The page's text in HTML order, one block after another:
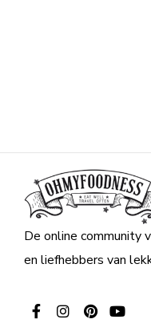
De online community
en liefhebbers van